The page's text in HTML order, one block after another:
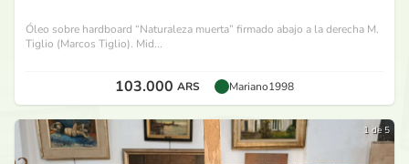
Óleo sobre hardboard “Naturaleza muerta” firmado abajo a la derecha M.
Tiglio (Marcos Tiglio). Mid...
103.000 ARS Mariano1998
1 de 5